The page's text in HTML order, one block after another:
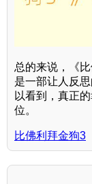
总的来说，《
是一部让人反
以看到，真正
位。
比佛利拜金狗3